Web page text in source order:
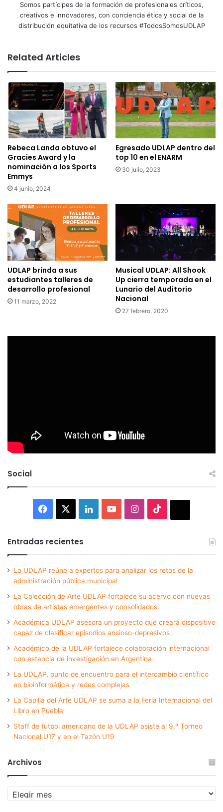
Somos partícipes de la formación de profesionales críticos,
creativos e innovadores, con conciencia ética y social de la
distribución equitativa de los recursos #TodosSomosUDLAP
Related Articles
Rebeca Landa obtuvo el
Gracies Award y la
nominación a los Sports
Emmys
4 junio, 2024
Egresado UDLAP dentro del
top 10 en el ENARM
30 julio, 2023
UDLAP brinda a sus
estudiantes talleres de
desarrollo profesional
11 marzo, 2022
Musical UDLAP: All Shook
Up cierra temporada en el
Lunario del Auditorio
Nacional
27 febrero, 2020
Social
Facebook LinkedInYouTubeInstagram
Entradas recientes
La UDLAP reúne a expertos para analizar los retos de la
administración pública municipal
La Colección de Arte UDLAP fortalece su acervo con nuevas
obras de artistas emergentes y consolidados
Académica UDLAP asesora un proyecto que creará dispositivo
capaz de clasificar episodios ansioso-depresivos
Académico de la UDLAP fortalece colaboración internacional
con estancia de investigación en Argentina
La UDLAP, punto de encuentro para el intercambio científico
en bioinformática y redes complejas
La Capilla del Arte UDLAP se suma a la Feria Internacional del
Libro en Puebla
Staff de futbol americano de la UDLAP asiste al 9.º Torneo
Nacional U17 y en el Tazón U19
Archivos
Archivos